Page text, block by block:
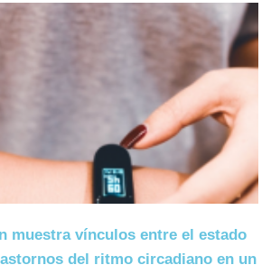
muestra vínculos entre el estado
del ritmo circadiano en un